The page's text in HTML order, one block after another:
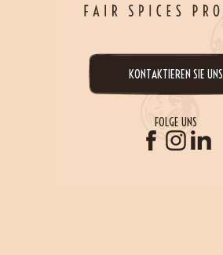
KONTAKTIEREN SIE UNS
FOLGE UNS